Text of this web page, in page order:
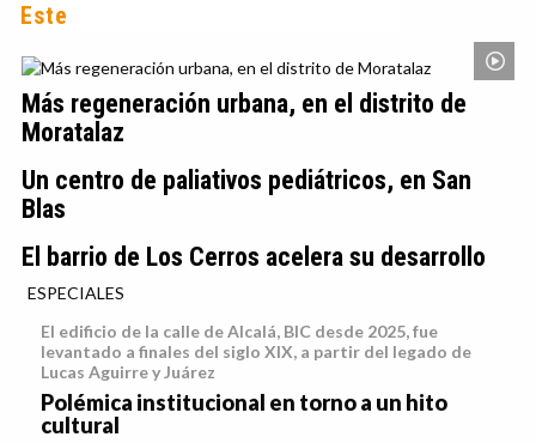
Este
Más regeneración urbana, en el distrito de
Moratalaz
Un centro de paliativos pediátricos, en San
Blas
El barrio de Los Cerros acelera su desarrollo
ESPECIALES
El edificio de la calle de Alcalá, BIC desde 2025, fue
levantado a finales del siglo XIX, a partir del legado de
Lucas Aguirre y Juárez
Polémica institucional en torno a un hito
cultural